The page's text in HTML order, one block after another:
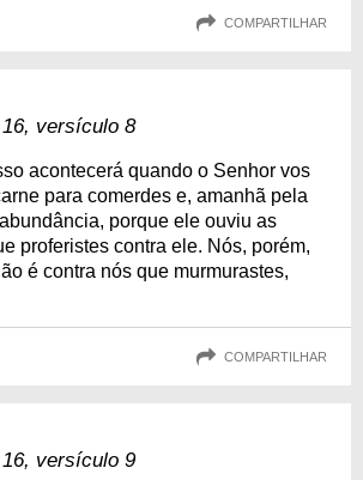
COMPARTILHAR
versículo 8
acontecerá quando o Senhor vos
para comerdes e, amanhã pela
porque ele ouviu as
proferistes contra ele. Nós, porém,
é contra nós que murmurastes,
COMPARTILHAR
versículo 9